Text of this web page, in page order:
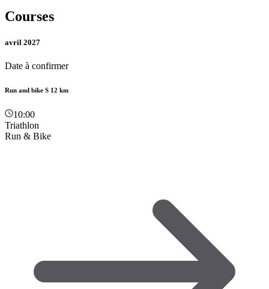
Courses
avril 2027
Date à confirmer
Run and bike S 12 km
10:00
Triathlon
Run & Bike